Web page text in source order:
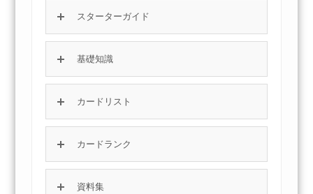
スターターガイド
基礎知識
カードリスト
カードランク
資料集